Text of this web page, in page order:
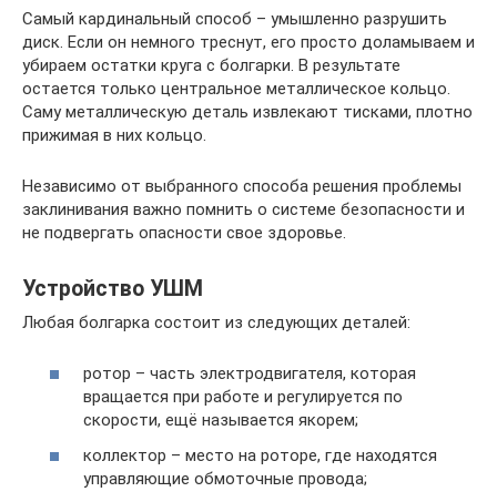
Самый кардинальный способ – умышленно разрушить
диск. Если он немного треснут, его просто доламываем и
убираем остатки круга с болгарки. В результате
остается только центральное металлическое кольцо.
Саму металлическую деталь извлекают тисками, плотно
прижимая в них кольцо.
Независимо от выбранного способа решения проблемы
заклинивания важно помнить о системе безопасности и
не подвергать опасности свое здоровье.
Устройство УШМ
Любая болгарка состоит из следующих деталей:
ротор – часть электродвигателя, которая
вращается при работе и регулируется по
скорости, ещё называется якорем;
коллектор – место на роторе, где находятся
управляющие обмоточные провода;